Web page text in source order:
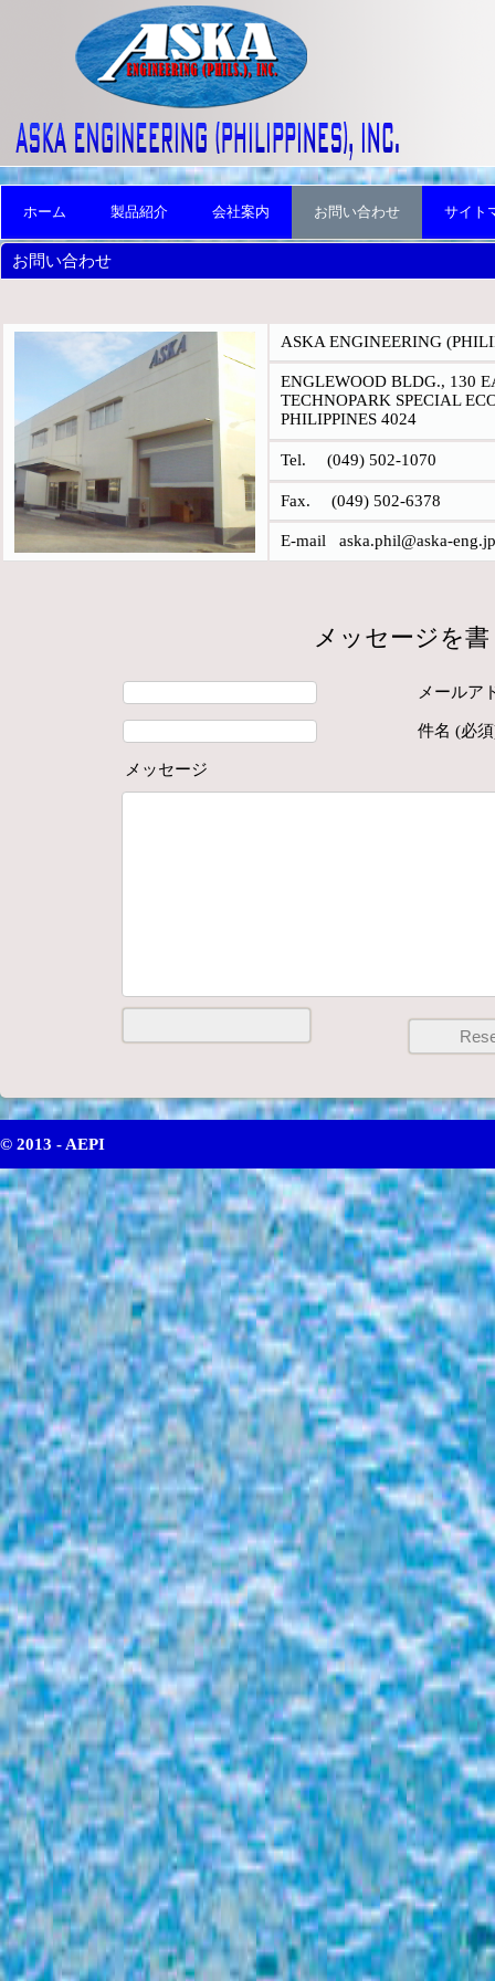
ホーム 製品紹介 会社案内 お問い合わせ サイト
お問い合わせ
ASKA ENGINEERING
ENGLEWOOD BLDG., 130
TECHNOPARK SPECIAL
PHILIPPINES 4024
Tel. (049) 502-1070
Fax. (049) 502-6378
E-mail aska.phil@aska-eng.jp
メッセージを
メールア
件名 (必
メッセージ
© 2013 - AEPI